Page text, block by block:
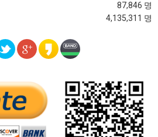
87,846 명
4,135,311 명